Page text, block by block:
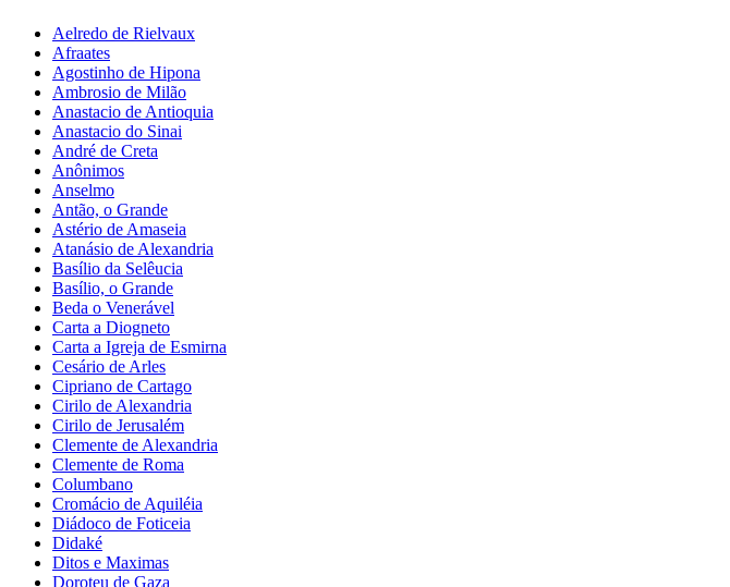
Aelredo de Rielvaux
Afraates
Agostinho de Hipona
Ambrosio de Milão
Anastacio de Antioquia
Anastacio do Sinai
André de Creta
Anônimos
Anselmo
Antão, o Grande
Astério de Amaseia
Atanásio de Alexandria
Basílio da Selêucia
Basílio, o Grande
Beda o Venerável
Carta a Diogneto
Carta a Igreja de Esmirna
Cesário de Arles
Cipriano de Cartago
Cirilo de Alexandria
Cirilo de Jerusalém
Clemente de Alexandria
Clemente de Roma
Columbano
Cromácio de Aquiléia
Diádoco de Foticeia
Didaké
Ditos e Maximas
Doroteu de Gaza